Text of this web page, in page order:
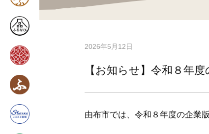
2026年5月12日
【お知らせ】令和８年
由布市では、令和８年度の企業